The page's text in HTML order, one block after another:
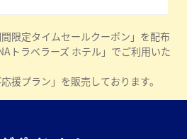
限定タイムセールクーポン」を配布
トラベラーズ ホテル」でご利用いた
援プラン」を販売しております。